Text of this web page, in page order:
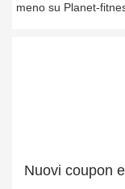
meno su Planet-
Nuovi coupon